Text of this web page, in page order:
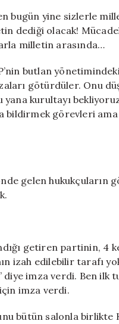
bugün yine sizlerle
dediği olacak!
milletin arasında…
butlan
götürdüler. Onu
kurultayı
bildirmek görevleri
gelen hukukçuların
getiren partinin, 4
izah edilebilir tarafı
diye imza verdi. Ben ilk
imza verdi.
bütün salonla birlikte